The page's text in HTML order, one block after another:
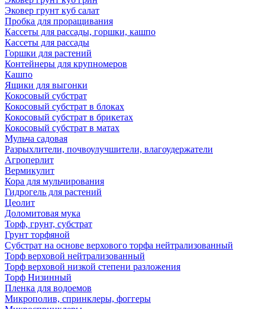
Эковер грунт куб салат
Пробка для проращивания
Кассеты для рассады, горшки, кашпо
Кассеты для рассады
Горшки для растений
Контейнеры для крупномеров
Кашпо
Ящики для выгонки
Кокосовый субстрат
Кокосовый субстрат в блоках
Кокосовый субстрат в брикетах
Кокосовый субстрат в матах
Мульча садовая
Разрыхлители, почвоулучшители, влагоудержатели
Агроперлит
Вермикулит
Кора для мульчирования
Гидрогель для растений
Цеолит
Доломитовая мука
Торф, грунт, субстрат
Грунт торфяной
Субстрат на основе верхового торфа нейтрализованный
Торф верховой нейтрализованный
Торф верховой низкой степени разложения
Торф Низинный
Пленка для водоемов
Микрополив, спринклеры, фоггеры